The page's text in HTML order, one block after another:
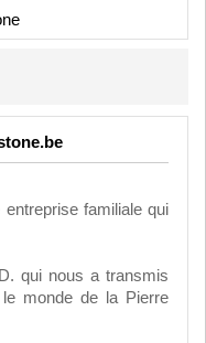
entreprise familiale qui
qui nous a transmis
monde de la Pierre